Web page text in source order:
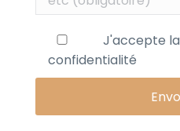
J'accepte la
confidentialité